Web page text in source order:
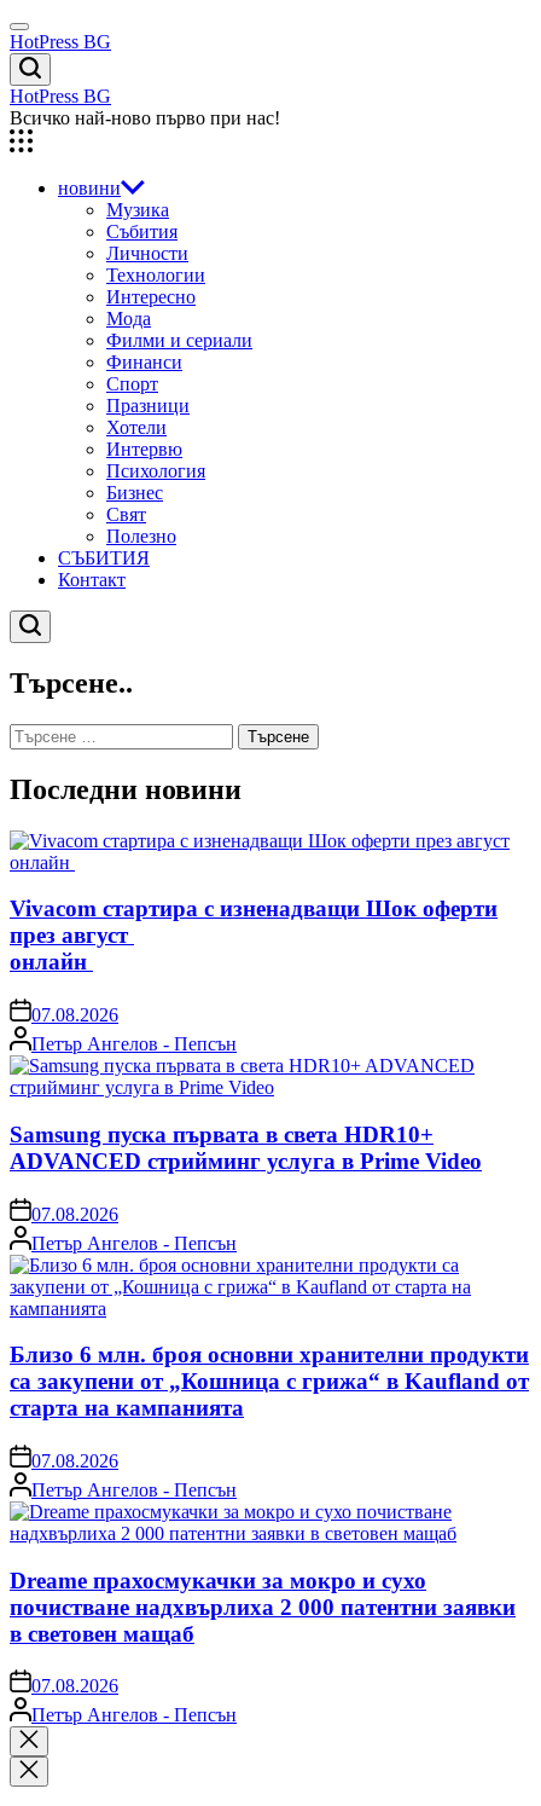
Skip
to
content
Menu
HotPress BG
Търсене
HotPress BG
Всичко най-ново първо при нас!
новини
Музика
Събития
Личности
Технологии
Интересно
Мода
Филми и сериали
Финанси
Спорт
Празници
Хотели
Интервю
Психология
Бизнес
Свят
Полезно
СЪБИТИЯ
Контакт
Търсене
Търсене..
Търсене
за:
Последни новини
Vivacom стартира с изненадващи Шок оферти
през август
онлайн
on07.08.2026
Posted
by
Петър Ангелов - Пепсън
Samsung пуска първата в света HDR10+
ADVANCED стрийминг услуга в Prime Video
on07.08.2026
Posted
by
Петър Ангелов - Пепсън
Близо 6 млн. броя основни хранителни продукти
са закупени от „Кошница с грижа“ в Kaufland от
старта на кампанията
on07.08.2026
Posted
by
Петър Ангелов - Пепсън
Dreame прахосмукачки за мокро и сухо
почистване надхвърлиха 2 000 патентни заявки
в световен мащаб
on07.08.2026
Posted
by
Петър Ангелов - Пепсън
Close
search